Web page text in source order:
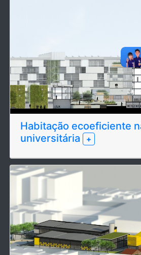
Habitação ecoeficiente
universitária
+